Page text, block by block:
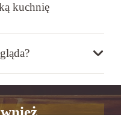
kuchnię